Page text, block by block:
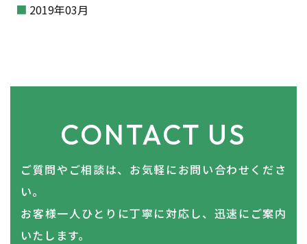
2019年03月
CONTACT US
ご質問やご相談は、お気軽にお問い合わせくださ
い。
​​​​​​​お客様一人ひとりに丁寧に対応し、迅速にご案内
いたします。